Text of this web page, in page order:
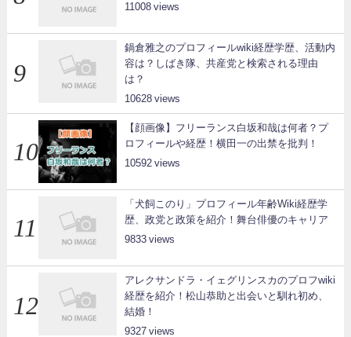
11008
鍋倉雅之のプロフィールwiki経歴学歴、活動内
容は？しばき隊、共産党と検索される理由
は？
10628
【顔画像】フリーランス白坂和哉は何者？プ
ロフィールや経歴！横田一の出禁を批判！
10592
「犬飼このり」プロフィール年齢Wiki経歴学
歴、政党と政策を紹介！舞台俳優のキャリア
9833
アレクサンドラ・イェグリンスカのプロフwiki
経歴を紹介！松山恭助と出会いと馴れ初め、
結婚！
9327